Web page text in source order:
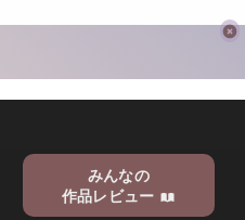
みんなの
作品レビュー